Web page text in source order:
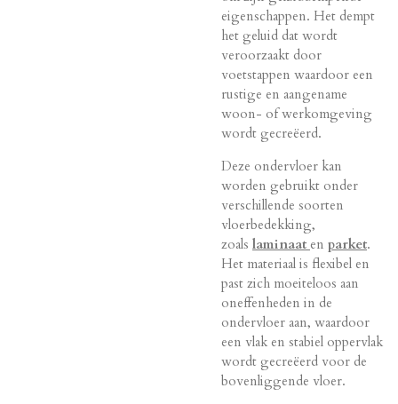
eigenschappen. Het dempt
het geluid dat wordt
veroorzaakt door
voetstappen waardoor een
rustige en aangename
woon- of werkomgeving
wordt gecreëerd.
Deze ondervloer kan
worden gebruikt onder
verschillende soorten
vloerbedekking,
zoals laminaat en parket.
Het materiaal is flexibel en
past zich moeiteloos aan
oneffenheden in de
ondervloer aan, waardoor
een vlak en stabiel oppervlak
wordt gecreëerd voor de
bovenliggende vloer.